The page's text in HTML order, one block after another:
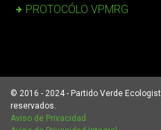
PROTOCÓLO VPMRG
© 2016 - 2024 - Partido Verde
reservados.
Aviso de Privacidad